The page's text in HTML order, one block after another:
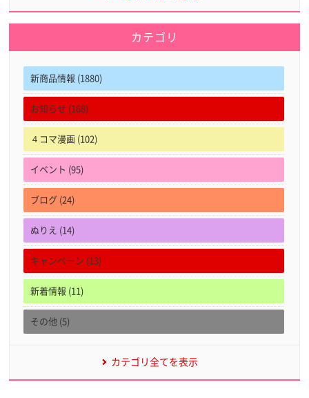
カテゴリ
新商品情報 (1880)
お知らせ (168)
４コマ漫画 (102)
イベント (95)
ブログ (24)
ぬりえ (14)
キャンペーン (13)
新着情報 (11)
その他 (5)
カテゴリ全てを表示